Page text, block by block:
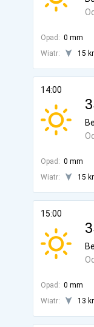
Opad: 0 mm
Wiatr:
15
14:00
Opad: 0 mm
Wiatr:
15
15:00
Opad: 0 mm
Wiatr:
13